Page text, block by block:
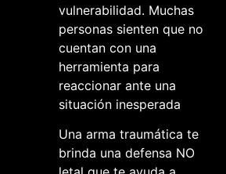
vulnerabilidad. Muchas
personas sienten que no
cuentan con una
herramienta para
reaccionar ante una
situación inesperada
Una arma traumática te
brinda una defensa NO